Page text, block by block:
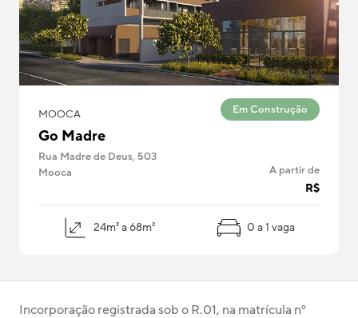
MOOCA Em Construção
Go Madre
Rua Madre de Deus, 503
Mooca
A partir de
R$
24m² a 68m² 0 a 1 vaga
Incorporação registrada sob o R.01, na matrícula nº